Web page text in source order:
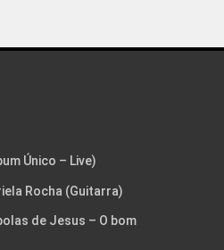
Único – Live)
Rocha (Guitarra)
de Jesus – O bom